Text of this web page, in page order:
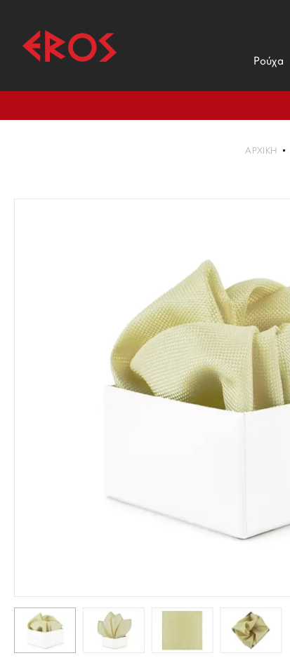
Ρούχα
ΑΡΧΙΚΉ